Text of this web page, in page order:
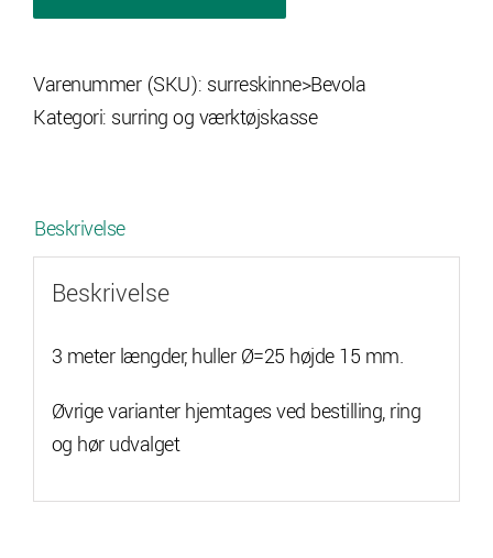
3
antal
Varenummer (SKU): surreskinne>Bevola
Kategori: surring og værktøjskasse
Beskrivelse
Beskrivelse
3 meter længder, huller Ø=25 højde 15 mm.
Øvrige varianter hjemtages ved bestilling, ring
og hør udvalget